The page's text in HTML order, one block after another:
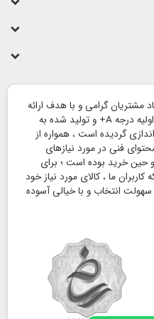
گرامی و با هدف ارائه
کالاهایی با کیفیت تولید شده با مواد اولیه درجه A+ و تولید شده به
گردیده است ، همواره از
فنی در مورد نیازهای
خرید بوده است ؛ برای
ما ، کالای مورد نیاز خود
انتخاب و با خیالی آسوده